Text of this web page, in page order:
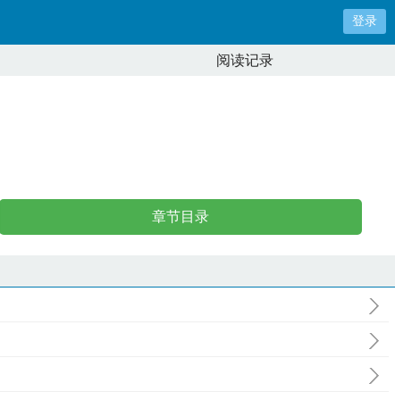
登录
阅读记录
章节目录